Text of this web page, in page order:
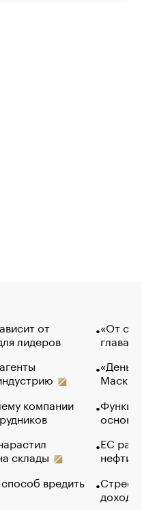
от
лидеров
компании
склады
вредить
«От
глава
Маск в
основ
ЕС
нефти